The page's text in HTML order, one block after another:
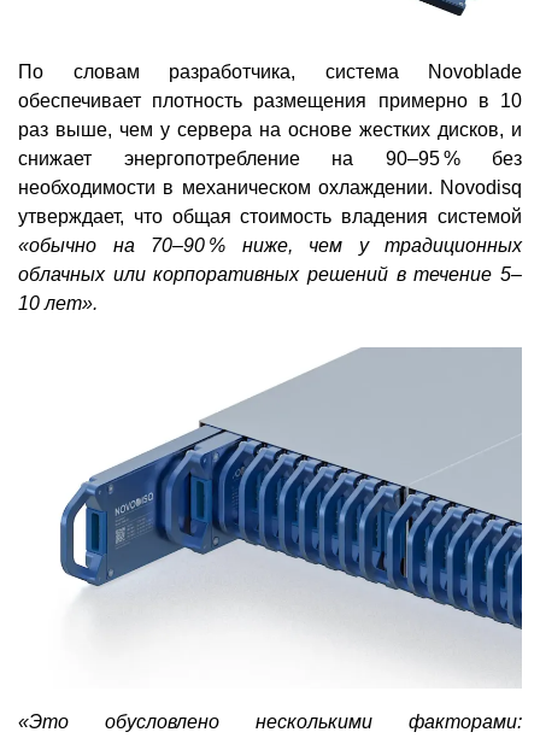
По словам разработчика, система Novoblade
обеспечивает плотность размещения примерно в 10
раз выше, чем у сервера на основе жестких дисков, и
снижает энергопотребление на 90–95 % без
необходимости в механическом охлаждении. Novodisq
утверждает, что общая стоимость владения системой
«обычно на 70–90 % ниже, чем у традиционных
облачных или корпоративных решений в течение 5–
10 лет».
«Это обусловлено несколькими факторами: